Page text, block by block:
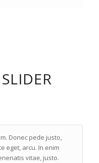
Donec pede justo,
eget, arcu. In enim
vitae, justo.